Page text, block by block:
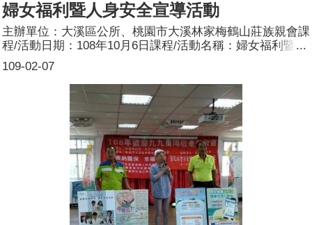
婦女福利暨人身安全宣導活動
109-02-07
主辦單位：大溪區公所、桃園市大溪林家梅鶴山莊族親會課
程/活動日期：108年10月6日課程/活動名稱：婦女福利暨人
身安全宣導活動課程/活動目標：將性別平等融入市民生活
由同仁持自製看板，宣講CEDAW及性別平等。參加人數：
共120人，分別為男性：60人；女性：60人。